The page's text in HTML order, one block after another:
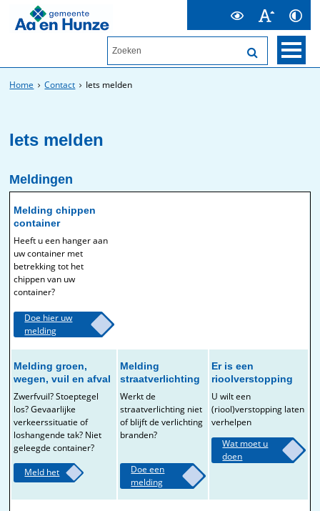
Home Contact Iets melden
Iets melden
Meldingen
Melding chippen
container
Heeft u een hanger aan
uw container met
betrekking tot het
chippen van uw
container?
Doe hier uw
melding
Melding groen,
wegen, vuil en afval
Zwerfvuil? Stoeptegel
los? Gevaarlijke
verkeerssituatie of
loshangende tak? Niet
geleegde container?
Meld het
Melding
straatverlichting
Werkt de
straatverlichting niet
of blijft de verlichting
branden?
Doe een
melding
Er is een
rioolverstopping
U wilt een
(riool)verstopping laten
verhelpen
Wat moet u
doen